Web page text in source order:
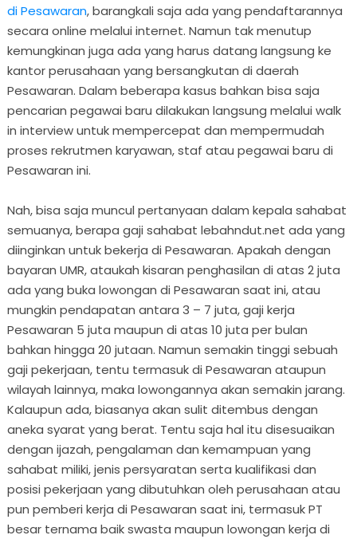
di Pesawaran, barangkali saja ada yang pendaftarannya
secara online melalui internet. Namun tak menutup
kemungkinan juga ada yang harus datang langsung ke
kantor perusahaan yang bersangkutan di daerah
Pesawaran. Dalam beberapa kasus bahkan bisa saja
pencarian pegawai baru dilakukan langsung melalui walk
in interview untuk mempercepat dan mempermudah
proses rekrutmen karyawan, staf atau pegawai baru di
Pesawaran ini.
Nah, bisa saja muncul pertanyaan dalam kepala sahabat
semuanya, berapa gaji sahabat lebahndut.net ada yang
diinginkan untuk bekerja di Pesawaran. Apakah dengan
bayaran UMR, ataukah kisaran penghasilan di atas 2 juta
ada yang buka lowongan di Pesawaran saat ini, atau
mungkin pendapatan antara 3 – 7 juta, gaji kerja
Pesawaran 5 juta maupun di atas 10 juta per bulan
bahkan hingga 20 jutaan. Namun semakin tinggi sebuah
gaji pekerjaan, tentu termasuk di Pesawaran ataupun
wilayah lainnya, maka lowongannya akan semakin jarang.
Kalaupun ada, biasanya akan sulit ditembus dengan
aneka syarat yang berat. Tentu saja hal itu disesuaikan
dengan ijazah, pengalaman dan kemampuan yang
sahabat miliki, jenis persyaratan serta kualifikasi dan
posisi pekerjaan yang dibutuhkan oleh perusahaan atau
pun pemberi kerja di Pesawaran saat ini, termasuk PT
besar ternama baik swasta maupun lowongan kerja di